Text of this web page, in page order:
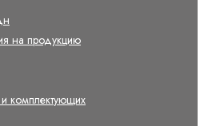
на продукцию
комплектующих